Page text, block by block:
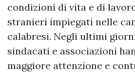
condizioni di vita e di
stranieri impiegati nelle
calabresi. Negli ultimi
sindacati e associazioni
maggiore attenzione e